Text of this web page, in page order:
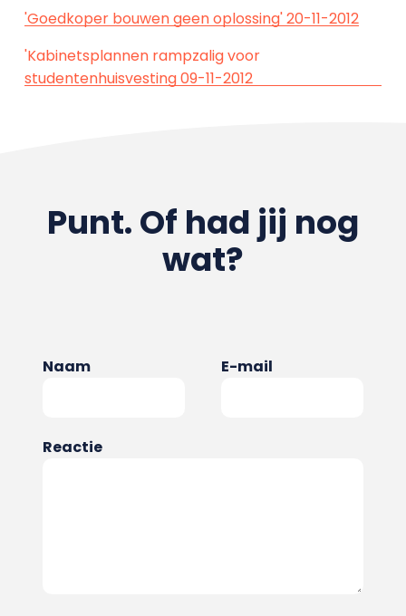
'Goedkoper bouwen geen oplossing' 20-11-2012
'Kabinetsplannen rampzalig voor
studentenhuisvesting 09-11-2012
Punt. Of had jij nog
wat?
Naam E-mail
Reactie